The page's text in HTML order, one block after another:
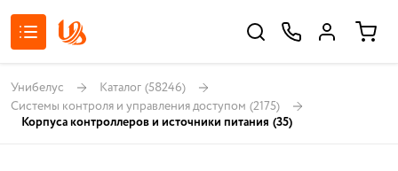
Унибелус Каталог (58246)
Системы контроля и управления доступом (2175)
Корпуса контроллеров и источники питания (35)